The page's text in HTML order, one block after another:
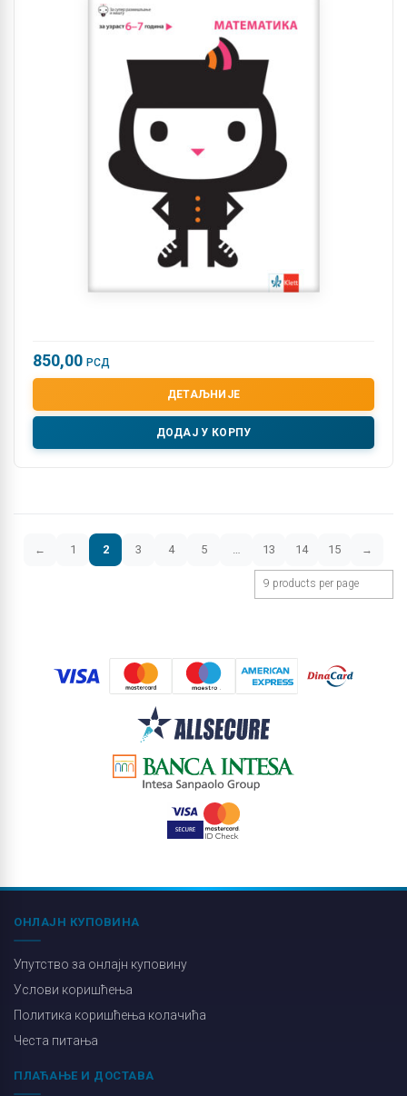
850,00 РСД
ДЕТАЉНИЈЕ
ДОДАЈ У КОРПУ
← 1 2 3 4 5 … 13 14 15 →
ОНЛАЈН КУПОВИНА
Упутство за онлајн куповину
Услови коришћења
Политика коришћења колачића
Честа питања
ПЛАЋАЊЕ И ДОСТАВА